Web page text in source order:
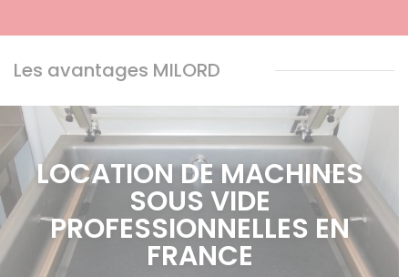
Les avantages MILORD
LOCATION DE MACHINES
SOUS VIDE
PROFESSIONNELLES EN
FRANCE